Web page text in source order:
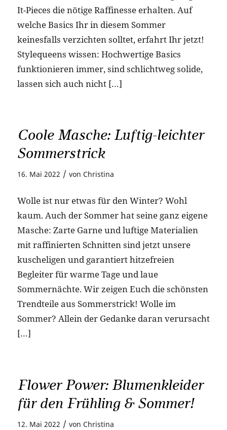
It-Pieces die nötige Raffinesse erhalten. Auf
welche Basics Ihr in diesem Sommer
keinesfalls verzichten solltet, erfahrt Ihr jetzt!
Stylequeens wissen: Hochwertige Basics
funktionieren immer, sind schlichtweg solide,
lassen sich auch nicht […]
Coole Masche: Luftig-leichter
Sommerstrick
16. Mai 2022 / von Christina
Wolle ist nur etwas für den Winter? Wohl
kaum. Auch der Sommer hat seine ganz eigene
Masche: Zarte Garne und luftige Materialien
mit raffinierten Schnitten sind jetzt unsere
kuscheligen und garantiert hitzefreien
Begleiter für warme Tage und laue
Sommernächte. Wir zeigen Euch die schönsten
Trendteile aus Sommerstrick! Wolle im
Sommer? Allein der Gedanke daran verursacht
[…]
Flower Power: Blumenkleider
für den Frühling & Sommer!
12. Mai 2022 / von Christina